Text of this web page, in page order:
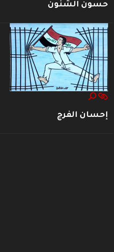
حسون الشنون
إحسان الفرج